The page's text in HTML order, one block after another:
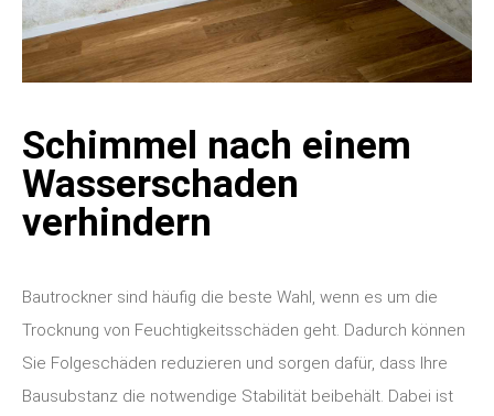
Schimmel nach einem
Wasserschaden
verhindern
Bautrockner sind häufig die beste Wahl, wenn es um die
Trocknung von Feuchtigkeitsschäden geht. Dadurch können
Sie Folgeschäden reduzieren und sorgen dafür, dass Ihre
Bausubstanz die notwendige Stabilität beibehält. Dabei ist